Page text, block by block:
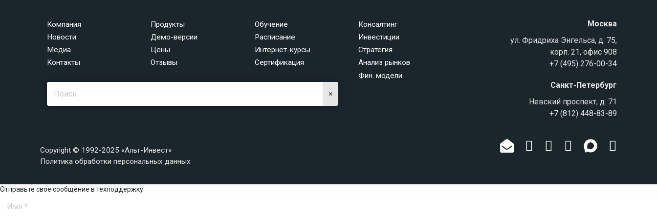
Компания
Новости
Медиа
Контакты
Продукты
Демо-версии
Цены
Отзывы
Обучение
Расписание
Интернет-курсы
Сертификация
Консалтинг
Инвестиции
Стратегия
Анализ рынков
Фин. модели
×
Москва
ул. Фридриха Энгельса, д. 75,
корп. 21, офис 908
+7 (495) 276-00-34
Санкт-Петербург
Невский проспект, д. 71
+7 (812) 448-83-89
Copyright © 1992-2025 «Альт-Инвест»
Политика обработки персональных данных
Отправьте свое сообщение в техподдержку